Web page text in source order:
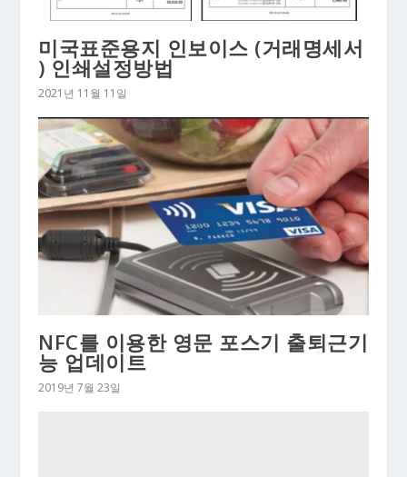
미국표준용지 인보이스 (거래명세서
) 인쇄설정방법
2021년 11월 11일
NFC를 이용한 영문 포스기 출퇴근기
능 업데이트
2019년 7월 23일